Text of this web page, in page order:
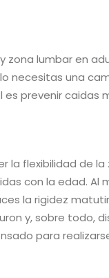
zona lumbar en
necesitas una
prevenir caidas
la flexibilidad de
con la edad. Al
la rigidez
y, sobre todo,
para